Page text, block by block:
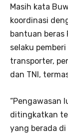
Masih kata
koordinasi
bantuan beras
selaku
transporter,
dan TNI,
“Pengawasan
ditingkatkan
yang berada